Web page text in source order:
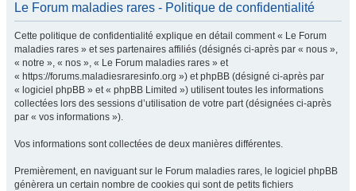
Le Forum maladies rares - Politique de confidentialité
Cette politique de confidentialité explique en détail comment « Le Forum
maladies rares » et ses partenaires affiliés (désignés ci-après par « nous »,
« notre », « nos », « Le Forum maladies rares » et
« https://forums.maladiesraresinfo.org ») et phpBB (désigné ci-après par
« logiciel phpBB » et « phpBB Limited ») utilisent toutes les informations
collectées lors des sessions d’utilisation de votre part (désignées ci-après
par « vos informations »).
Vos informations sont collectées de deux manières différentes.
Premièrement, en naviguant sur le Forum maladies rares, le logiciel phpBB
génèrera un certain nombre de cookies qui sont de petits fichiers